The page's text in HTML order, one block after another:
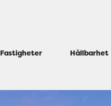
Fastigheter Hållbarhet